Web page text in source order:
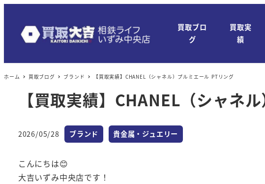
買取ブロ
グ
買取実
績
ホーム 買取ブログ ブランド 【買取実績】CHANEL（シャネル）プルミエール PTリング
【買取実績】CHANEL（シャネ
投稿日
2026/05/28 カテゴリー
ブランド カテゴリー
貴金属・ジュエリー
こんにちは😊
大吉いずみ中央店です！